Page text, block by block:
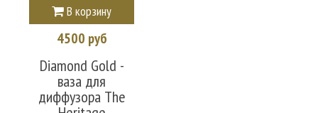
В корзину
4500 руб
Diamond Gold -
ваза для
диффузора The